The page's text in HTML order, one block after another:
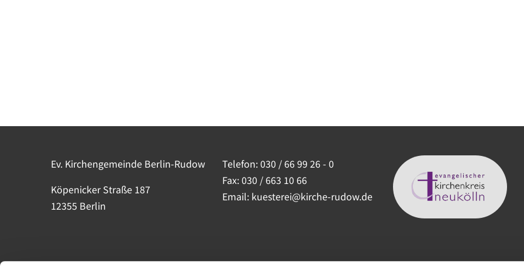
Ev. Kirchengemeinde Berlin-Rudow
Köpenicker Straße 187
12355 Berlin
Telefon:030 / 66 99 26 - 0
Fax: 030 / 663 10 66
Email: kuesterei@kirche-rudow.de